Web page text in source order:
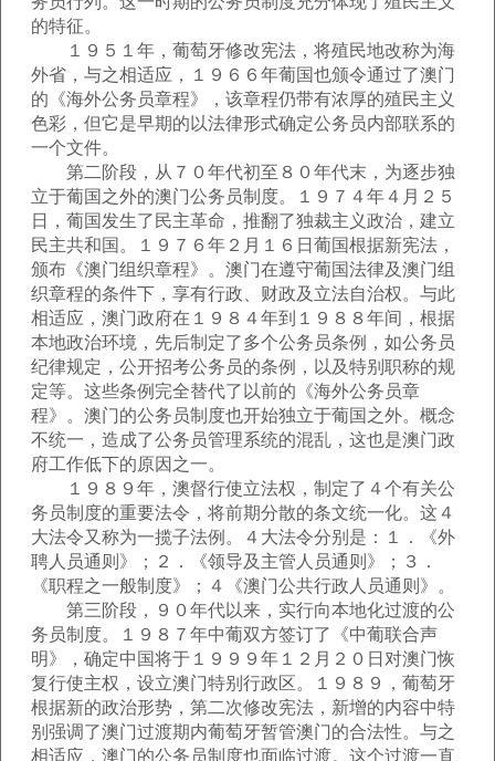
的特征。
１９５１年，葡萄牙修改宪法，将殖民地改称为海
外省，与之相适应，１９６６年葡国也颁令通过了澳门
的《海外公务员章程》，该章程仍带有浓厚的殖民主义
色彩，但它是早期的以法律形式确定公务员内部联系的
一个文件。
第二阶段，从７０年代初至８０年代末，为逐步独
立于葡国之外的澳门公务员制度。１９７４年４月２５
日，葡国发生了民主革命，推翻了独裁主义政治，建立
民主共和国。１９７６年２月１６日葡国根据新宪法，
颁布《澳门组织章程》。澳门在遵守葡国法律及澳门组
织章程的条件下，享有行政、财政及立法自治权。与此
相适应，澳门政府在１９８４年到１９８８年间，根据
本地政治环境，先后制定了多个公务员条例，如公务员
纪律规定，公开招考公务员的条例，以及特别职称的规
定等。这些条例完全替代了以前的《海外公务员章
程》。澳门的公务员制度也开始独立于葡国之外。概念
不统一，造成了公务员管理系统的混乱，这也是澳门政
府工作低下的原因之一。
１９８９年，澳督行使立法权，制定了４个有关公
务员制度的重要法令，将前期分散的条文统一化。这４
大法令又称为一揽子法例。４大法令分别是：１．《外
聘人员通则》；２．《领导及主管人员通则》；３．
《职程之一般制度》；４《澳门公共行政人员通则》。
第三阶段，９０年代以来，实行向本地化过渡的公
务员制度。１９８７年中葡双方签订了《中葡联合声
明》，确定中国将于１９９９年１２月２０日对澳门恢
复行使主权，设立澳门特别行政区。１９８９，葡萄牙
根据新的政治形势，第二次修改宪法，新增的内容中特
别强调了澳门过渡期内葡萄牙暂管澳门的合法性。与之
相适应，澳门的公务员制度也面临过渡。这个过渡一直